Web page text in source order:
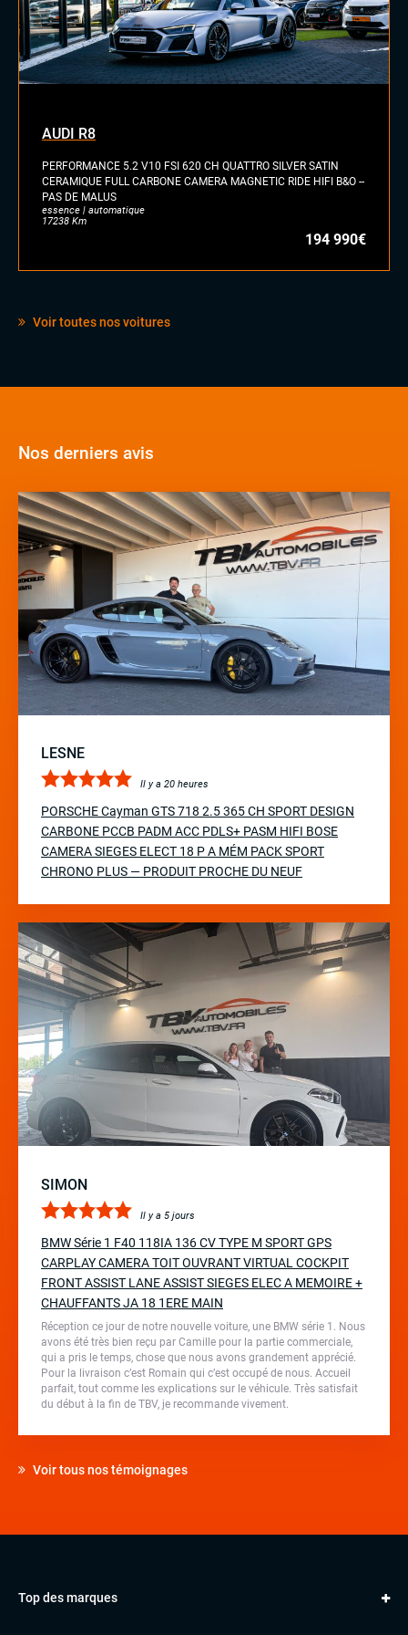
AUDI R8
PERFORMANCE 5.2 V10 FSI 620 CH QUATTRO SILVER SATIN
CERAMIQUE FULL CARBONE CAMERA MAGNETIC RIDE HIFI B&O --
PAS DE MALUS
essence | automatique
17238 Km
194 990€
Voir toutes nos voitures
Nos derniers avis
LESNE
Il y a 20 heures
PORSCHE Cayman GTS 718 2.5 365 CH SPORT DESIGN
CARBONE PCCB PADM ACC PDLS+ PASM HIFI BOSE
CAMERA SIEGES ELECT 18 P A MÉM PACK SPORT
CHRONO PLUS — PRODUIT PROCHE DU NEUF
SIMON
Il y a 5 jours
BMW Série 1 F40 118IA 136 CV TYPE M SPORT GPS
CARPLAY CAMERA TOIT OUVRANT VIRTUAL COCKPIT
FRONT ASSIST LANE ASSIST SIEGES ELEC A MEMOIRE +
CHAUFFANTS JA 18 1ERE MAIN
Réception ce jour de notre nouvelle voiture, une BMW série 1. Nous
avons été très bien reçu par Camille pour la partie commerciale,
qui a pris le temps, chose que nous avons grandement apprécié.
Pour la livraison c’est Romain qui c’est occupé de nous. Accueil
parfait, tout comme les explications sur le véhicule. Très satisfait
du début à la fin de TBV, je recommande vivement.
Voir tous nos témoignages
Top des marques